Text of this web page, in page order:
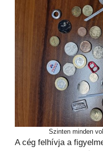
Szinten minden
A cég felhívja a